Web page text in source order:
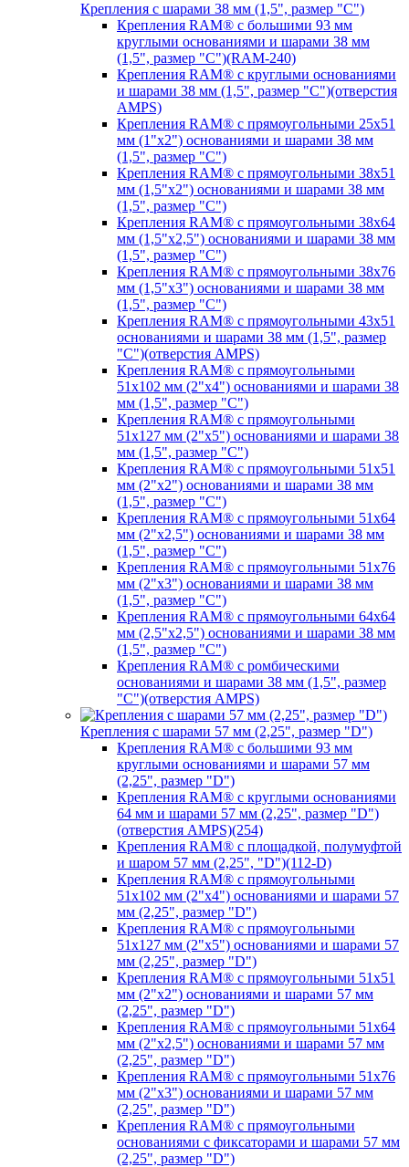
Крепления с шарами 38 мм (1,5", размер "C")
Крепления RAM® с большими 93 мм
круглыми основаниями и шарами 38 мм
(1,5", размер "C")(RAM-240)
Крепления RAM® с круглыми основаниями
и шарами 38 мм (1,5", размер "C")(отверстия
AMPS)
Крепления RAM® с прямоугольными 25х51
мм (1"х2") основаниями и шарами 38 мм
(1,5", размер "C")
Крепления RAM® с прямоугольными 38х51
мм (1,5"х2") основаниями и шарами 38 мм
(1,5", размер "C")
Крепления RAM® с прямоугольными 38х64
мм (1,5"х2,5") основаниями и шарами 38 мм
(1,5", размер "C")
Крепления RAM® с прямоугольными 38х76
мм (1,5"х3") основаниями и шарами 38 мм
(1,5", размер "C")
Крепления RAM® с прямоугольными 43х51
основаниями и шарами 38 мм (1,5", размер
"C")(отверстия AMPS)
Крепления RAM® с прямоугольными
51х102 мм (2"х4") основаниями и шарами 38
мм (1,5", размер "C")
Крепления RAM® с прямоугольными
51х127 мм (2"х5") основаниями и шарами 38
мм (1,5", размер "C")
Крепления RAM® с прямоугольными 51х51
мм (2"х2") основаниями и шарами 38 мм
(1,5", размер "C")
Крепления RAM® с прямоугольными 51х64
мм (2"х2,5") основаниями и шарами 38 мм
(1,5", размер "C")
Крепления RAM® с прямоугольными 51х76
мм (2"х3") основаниями и шарами 38 мм
(1,5", размер "C")
Крепления RAM® с прямоугольными 64х64
мм (2,5"х2,5") основаниями и шарами 38 мм
(1,5", размер "C")
Крепления RAM® с ромбическими
основаниями и шарами 38 мм (1,5", размер
"C")(отверстия AMPS)
Крепления с шарами 57 мм (2,25", размер "D")
Крепления RAM® с большими 93 мм
круглыми основаниями и шарами 57 мм
(2,25", размер "D")
Крепления RAM® с круглыми основаниями
64 мм и шарами 57 мм (2,25", размер "D")
(отверстия AMPS)(254)
Крепления RAM® с площадкой, полумуфтой
и шаром 57 мм (2,25", "D")(112-D)
Крепления RAM® с прямоугольными
51х102 мм (2"х4") основаниями и шарами 57
мм (2,25", размер "D")
Крепления RAM® с прямоугольными
51х127 мм (2"х5") основаниями и шарами 57
мм (2,25", размер "D")
Крепления RAM® с прямоугольными 51х51
мм (2"х2") основаниями и шарами 57 мм
(2,25", размер "D")
Крепления RAM® с прямоугольными 51х64
мм (2"х2,5") основаниями и шарами 57 мм
(2,25", размер "D")
Крепления RAM® с прямоугольными 51х76
мм (2"х3") основаниями и шарами 57 мм
(2,25", размер "D")
Крепления RAM® с прямоугольными
основаниями с фиксаторами и шарами 57 мм
(2,25", размер "D")